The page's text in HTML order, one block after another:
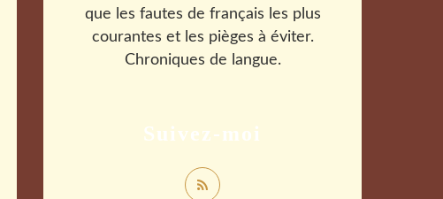
Suivez-moi
que les fautes de français les plus
courantes et les pièges à éviter.
Chroniques de langue.